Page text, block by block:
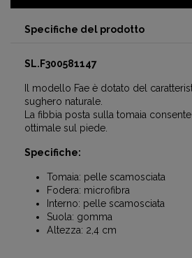
Specifiche del prodotto
SL.F300581147
Il modello Fae è dotato del
sughero naturale.
La fibbia posta sulla tomaia
ottimale sul piede.
Specifiche:
Tomaia: pelle scamosciata
Fodera: microfibra
Interno: pelle scamosciata
Suola: gomma
Altezza: 2,4 cm